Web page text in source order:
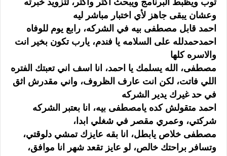
وعشان يبقى جاهز لأي اختبار مباشر ليه
احمد قابل مصطفى بيه في الشركه، رابع يوم للوفاه
احمدحمدلله على السلامه يا فندم، يارب تكون بخير انت
والاسره كلها
مصطفى، الله يسلمك يا احمد، انا اسف اني تعبتك الفتره
اللي فاتت، لكن انت عارف الظروف، واني مقدرش اثق
في حد غيرك يدير الشركه
احمد متقولش كده يامصطفى بيه، انا بعتبر الشركه
شركتي، وعمري مقصر في شغلي ابدا،
مصطفى خلاص يابطل، انا بقه عايزك تمشي دلوقتي،
وتسافر براحتك خالص، لو عايز تقعد شهر انا موافق،